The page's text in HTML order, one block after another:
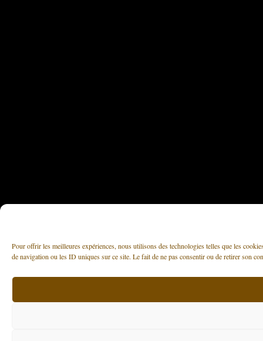
Pour offrir les meilleures expériences, nous utilisons des technologies telles que les
de navigation ou les ID uniques sur ce site. Le fait de ne pas consentir ou de retirer son